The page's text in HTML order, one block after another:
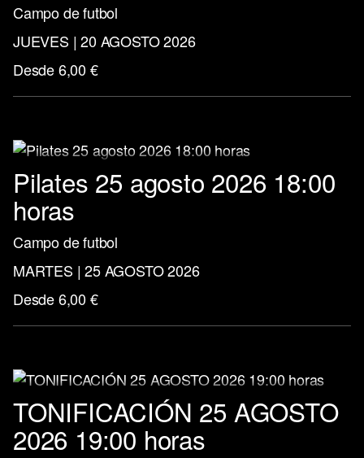
Campo de futbol
JUEVES | 20 AGOSTO 2026
Desde 6,00 €
Pilates 25 agosto 2026 18:00
horas
Campo de futbol
MARTES | 25 AGOSTO 2026
Desde 6,00 €
TONIFICACIÓN 25 AGOSTO
2026 19:00 horas